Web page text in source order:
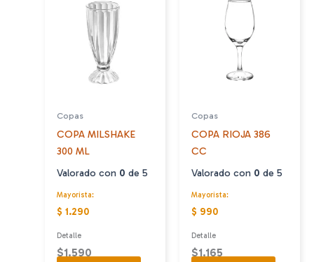
Copas
COPA MILSHAKE
300 ML
Valorado con 0 de 5
Mayorista:
$ 1.290
Detalle
$1.590
Copas
COPA RIOJA 386
CC
Valorado con 0 de 5
Mayorista:
$ 990
Detalle
$1.165